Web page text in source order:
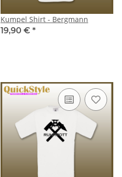
Kumpel Shirt - Bergmann
19,90 € *